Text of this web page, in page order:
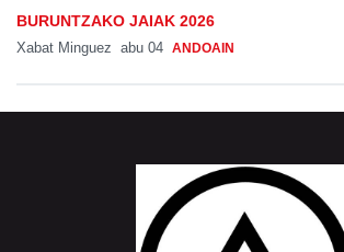
BURUNTZAKO JAIAK 2026
Xabat Minguez abu 04 ANDOAIN